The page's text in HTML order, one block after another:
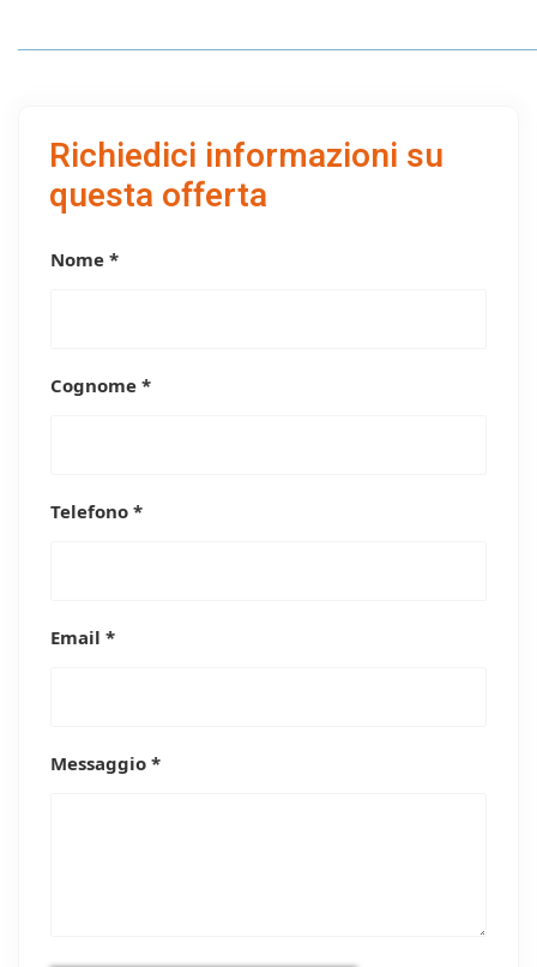
Richiedici informazioni su
questa offerta
Nome *
Cognome *
Telefono *
Email *
Messaggio *